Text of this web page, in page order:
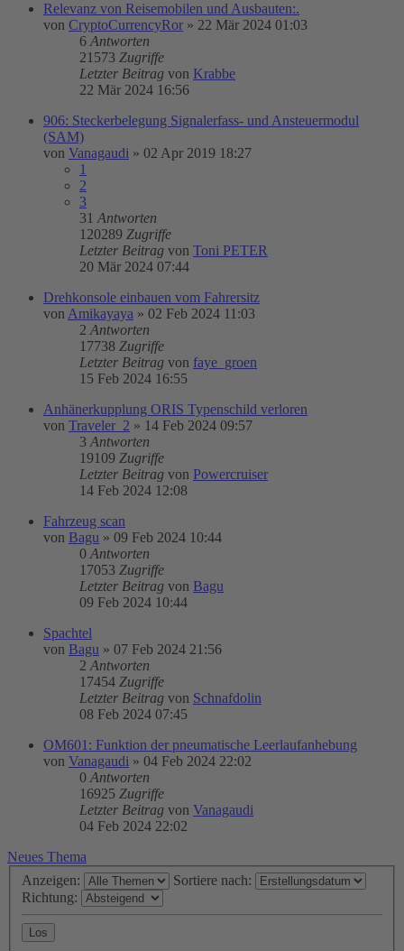
Relevanz von Reisemobilen und Ausbauten:.
von CryptoCurrencyRor » 22 Mär 2024 01:03
6 Antworten
21573 Zugriffe
Letzter Beitrag von Krabbe
22 Mär 2024 16:56
906: Steckerbelegung Signalerfass- und Ansteuermodul
(SAM)
von Vanagaudi » 02 Apr 2019 18:27
1
2
3
31 Antworten
120289 Zugriffe
Letzter Beitrag von Toni PETER
20 Mär 2024 07:44
Drehkonsole einbauen vom Fahrersitz
von Amikayaya » 02 Feb 2024 11:03
2 Antworten
17738 Zugriffe
Letzter Beitrag von faye_groen
15 Feb 2024 16:55
Anhänerkupplung ORIS Typenschild verloren
von Traveler_2 » 14 Feb 2024 09:57
3 Antworten
19109 Zugriffe
Letzter Beitrag von Powercruiser
14 Feb 2024 12:08
Fahrzeug scan
von Bagu » 09 Feb 2024 10:44
0 Antworten
17053 Zugriffe
Letzter Beitrag von Bagu
09 Feb 2024 10:44
Spachtel
von Bagu » 07 Feb 2024 21:56
2 Antworten
17454 Zugriffe
Letzter Beitrag von Schnafdolin
08 Feb 2024 07:45
OM601: Funktion der pneumatische Leerlaufanhebung
von Vanagaudi » 04 Feb 2024 22:02
0 Antworten
16925 Zugriffe
Letzter Beitrag von Vanagaudi
04 Feb 2024 22:02
Neues Thema
Anzeigen:
Sortiere nach:
Richtung: